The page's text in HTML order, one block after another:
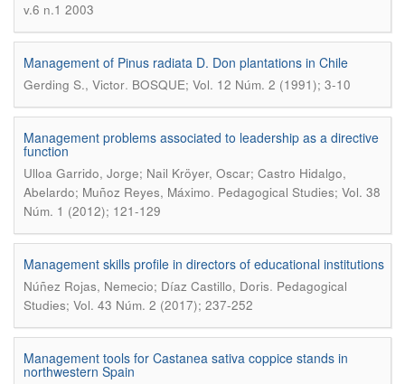
v.6 n.1 2003
Management of Pinus radiata D. Don plantations in Chile
Gerding S., Victor. BOSQUE; Vol. 12 Núm. 2 (1991); 3-10
Management problems associated to leadership as a directive
function
Ulloa Garrido, Jorge; Nail Kröyer, Oscar; Castro Hidalgo,
Abelardo; Muñoz Reyes, Máximo. Pedagogical Studies; Vol. 38
Núm. 1 (2012); 121-129
Management skills profile in directors of educational institutions
Núñez Rojas, Nemecio; Díaz Castillo, Doris. Pedagogical
Studies; Vol. 43 Núm. 2 (2017); 237-252
Management tools for Castanea sativa coppice stands in
northwestern Spain